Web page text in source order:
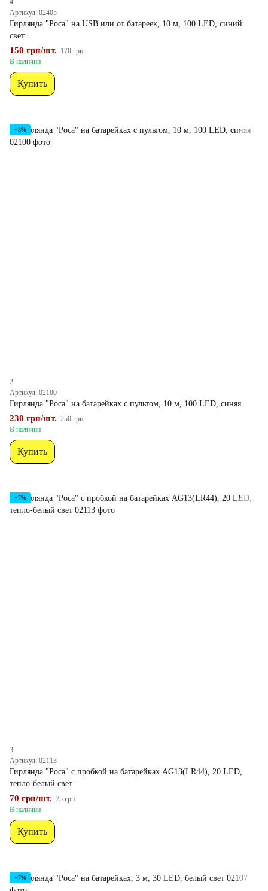
4
Артикул: 02405
Гирлянда "Роса" на USB или от батареек, 10 м, 100 LED, синий
свет
150 грн/шт. 170 грн
В наличии
Купить
−8%
2
Артикул: 02100
Гирлянда "Роса" на батарейках с пультом, 10 м, 100 LED, синяя
230 грн/шт. 250 грн
В наличии
Купить
−7%
3
Артикул: 02113
Гирлянда "Роса" с пробкой на батарейках AG13(LR44), 20 LED,
тепло-белый свет
70 грн/шт. 75 грн
В наличии
Купить
−7%